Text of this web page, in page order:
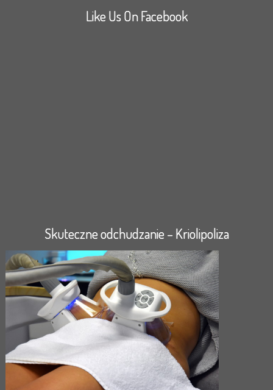
Like Us On Facebook
Skuteczne odchudzanie – Kriolipoliza